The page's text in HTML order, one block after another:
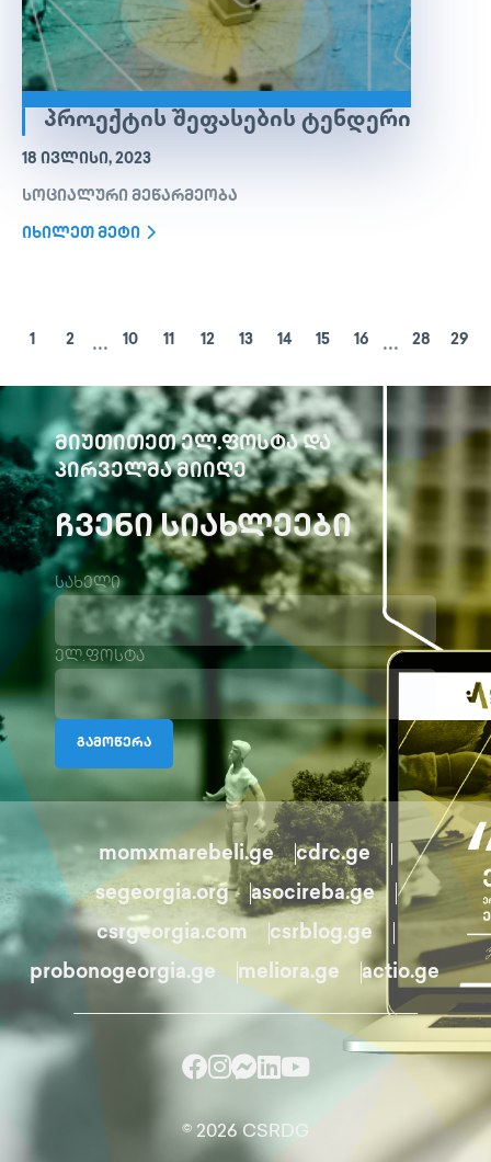
ᲞᲠᲝᲔᲥᲢᲘᲡ ᲨᲔᲤᲐᲡᲔᲑᲘᲡ ᲢᲔᲜᲓᲔᲠᲘ
18 ᲘᲕᲚᲘᲡᲘ, 2023
სოციალური მეწარმეობა
იხილეთ მეტი
1 2 ... 10 11 12 13 14 15 16 ... 28 29
ᲛᲘᲣᲗᲘᲗᲔᲗ ᲔᲚ.ᲤᲝᲡᲢᲐ ᲓᲐ
ᲞᲘᲠᲕᲔᲚᲛᲐ ᲛᲘᲘᲦᲔ
ᲩᲕᲔᲜᲘ ᲡᲘᲐᲮᲚᲔᲔᲑᲘ
სახელი
ელ.ფოსტა
გამოწერა
momxmarebeli.ge
cdrc.ge
segeorgia.org
asocireba.ge
csrgeorgia.com
csrblog.ge
probonogeorgia.ge
meliora.ge actio.ge
© 2026 CSRDG